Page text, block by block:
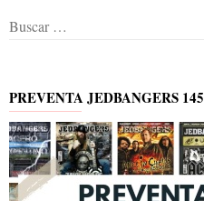
Buscar:
PREVENTA JEDBANGERS 145